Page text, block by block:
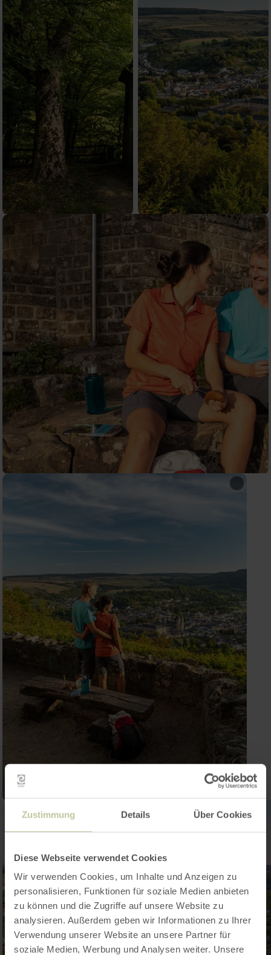
Zustimmung Details Über Cookies
Diese Webseite verwendet Cookies
Wir verwenden Cookies, um Inhalte und Anzeigen zu
personalisieren, Funktionen für soziale Medien anbieten
zu können und die Zugriffe auf unsere Website zu
analysieren. Außerdem geben wir Informationen zu Ihrer
Verwendung unserer Website an unsere Partner für
soziale Medien, Werbung und Analysen weiter. Unsere